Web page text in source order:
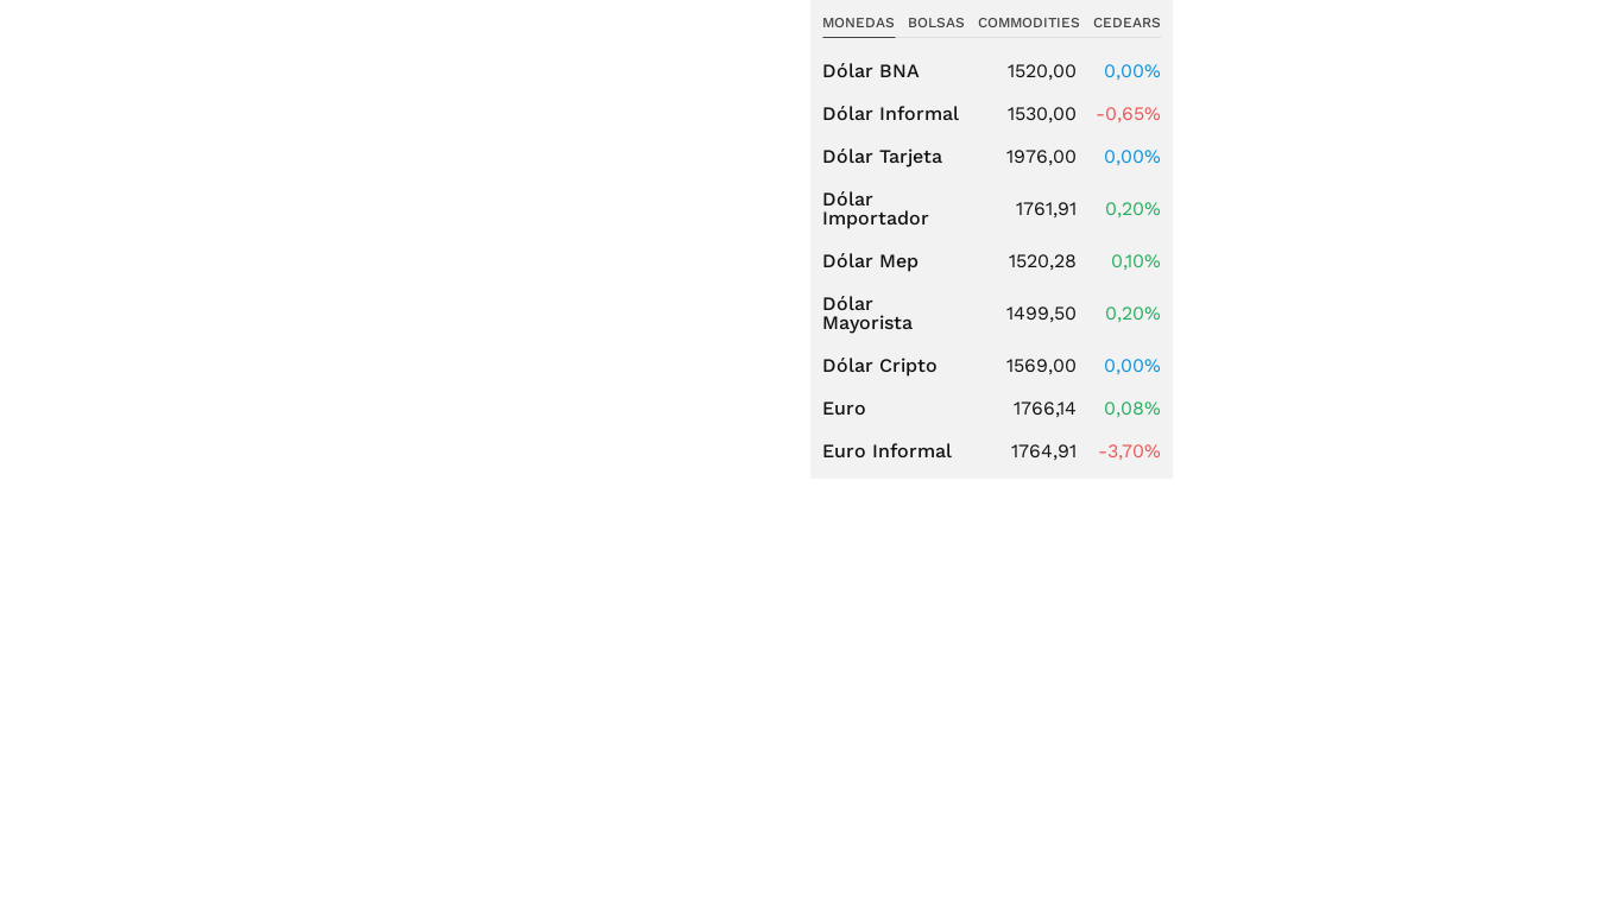
MONEDAS BOLSAS COMMODITIES CEDEARS
Dólar BNA 1520,00
0,00%
Dólar Informal
1530,00
-0,65%
Dólar Tarjeta
1976,00
0,00%
Dólar
Importador
1761,91 0,20%
Dólar Mep 1520,28
0,10%
Dólar
Mayorista
1499,50 0,20%
Dólar Cripto 1569,00
0,00%
Euro
1766,14
0,08%
Euro Informal
1764,91 -3,70%